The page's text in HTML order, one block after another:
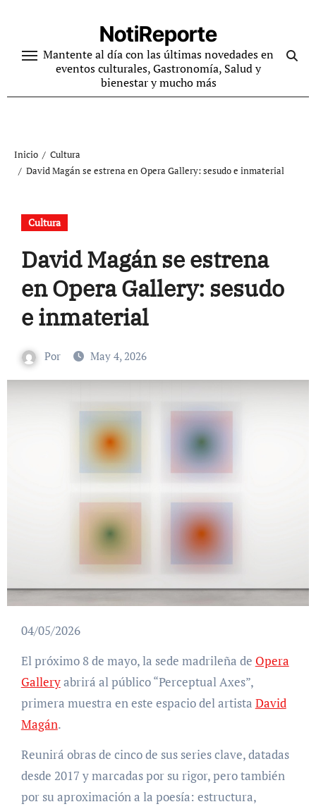
contenido
NotiReporte
Mantente al día con las últimas novedades en
eventos culturales, Gastronomía, Salud y
bienestar y mucho más
Inicio
Cultura
David Magán se estrena en Opera Gallery: sesudo e inmaterial
Cultura
David Magán se estrena
en Opera Gallery: sesudo
e inmaterial
Por May 4, 2026
04/05/2026
El próximo 8 de mayo, la sede madrileña de Opera
Galleryabrirá al público “Perceptual Axes”,
primera muestra en este espacio del artista David
Magán.
Reunirá obras de cinco de sus series clave, datadas
desde 2017 y marcadas por su rigor, pero también
por su aproximación a la poesía: estructura,